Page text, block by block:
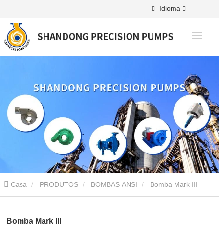
Idioma
Casa PRODUTOS BOMBAS ANSI Bomba Mark III
Bomba Mark III